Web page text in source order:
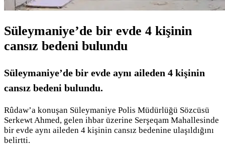
Süleymaniye’de bir evde 4 kişinin
cansız bedeni bulundu
Süleymaniye’de bir evde aynı aileden 4 kişinin
cansız bedeni bulundu.
Rûdaw’a konuşan Süleymaniye Polis Müdürlüğü Sözcüsü
Serkewt Ahmed, gelen ihbar üzerine Serşeqam Mahallesinde
bir evde aynı aileden 4 kişinin cansız bedenine ulaşıldığını
belirtti.